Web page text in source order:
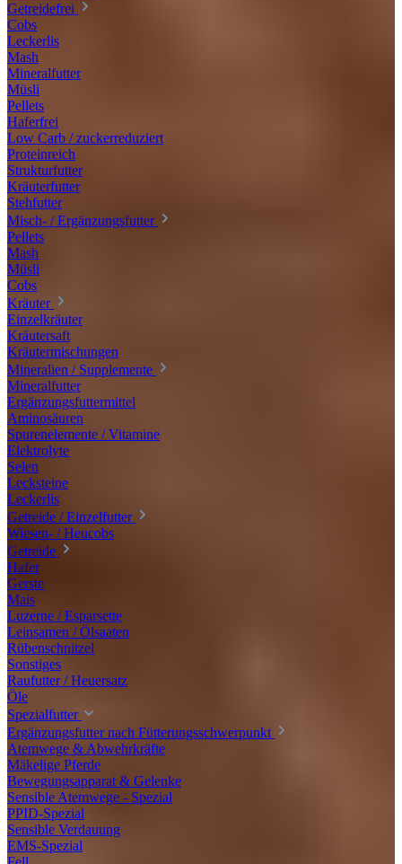
Getreidefrei
Cobs
Leckerlis
Mash
Mineralfutter
Müsli
Pellets
Haferfrei
Low Carb / zuckerreduziert
Proteinreich
Strukturfutter
Kräuterfutter
Stehfutter
Misch- / Ergänzungsfutter
Pellets
Mash
Müsli
Cobs
Kräuter
Einzelkräuter
Kräutersaft
Kräutermischungen
Mineralien / Supplemente
Mineralfutter
Ergänzungsfuttermittel
Aminosäuren
Spurenelemente / Vitamine
Elektrolyte
Selen
Lecksteine
Leckerlis
Getreide / Einzelfutter
Wiesen- / Heucobs
Getreide
Hafer
Gerste
Mais
Luzerne / Esparsette
Leinsamen / Ölsaaten
Rübenschnitzel
Sonstiges
Raufutter / Heuersatz
Öle
Spezialfutter
Ergänzungsfutter nach Fütterungsschwerpunkt
Atemwege & Abwehrkräfte
Mäkelige Pferde
Bewegungsapparat & Gelenke
Sensible Atemwege - Spezial
PPID-Spezial
Sensible Verdauung
EMS-Spezial